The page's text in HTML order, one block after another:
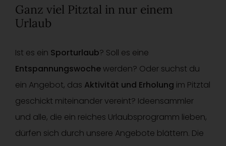
Ganz viel Pitztal in nur einem
Urlaub
Ist es ein Sporturlaub? Soll es eine
Entspannungswochewerden? Oder suchst du
ein Angebot, das Aktivität und Erholung im Pitztal
geschickt miteinander vereint? Ideensammler
und alle, die ein reiches Urlaubsprogramm lieben,
dürfen sich durch unsere Angebote blättern. Die